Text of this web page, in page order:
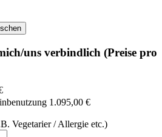
uns verbindlich (Preise pro
1.095,00 €
Vegetarier / Allergie etc.)